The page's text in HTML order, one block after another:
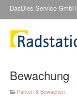
DasDies Service GmbH
Bewachung
Parken & Bewachen